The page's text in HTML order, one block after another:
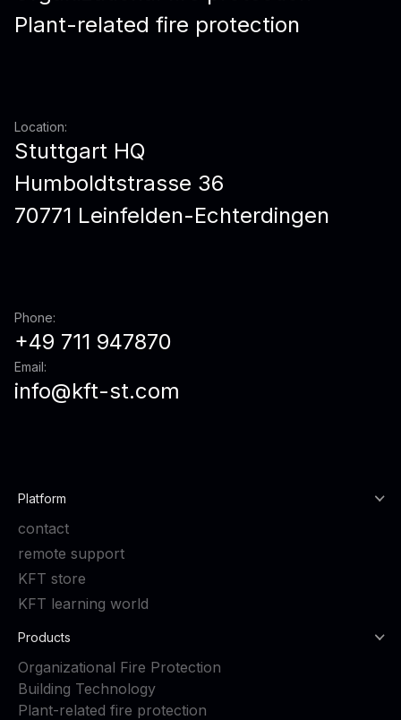
Plant-related fire protection
Location:
Stuttgart HQ
Humboldtstrasse 36
70771 Leinfelden-Echterdingen
Phone:
+49 711 947870
Email:
info@kft-st.com
Platform
contact
remote support
KFT store
KFT learning world
Products
Organizational Fire Protection
Building Technology
Plant-related fire protection